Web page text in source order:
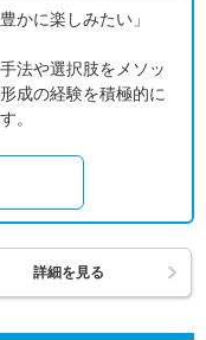
かに楽しみたい」
法や選択肢をメソッ
成の経験を積極的に
。
詳細を見る